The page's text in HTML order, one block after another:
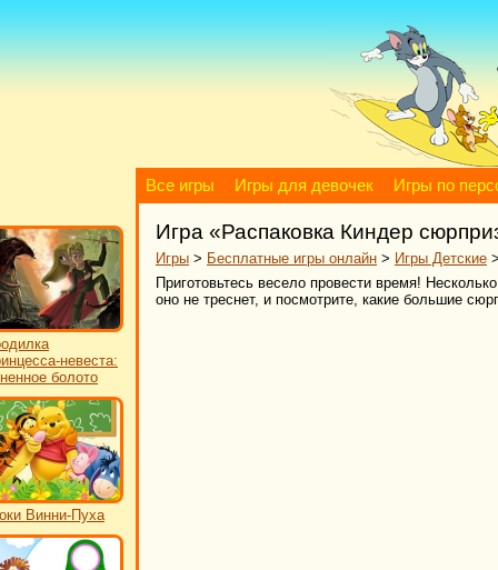
Все игры Игры для девочек Игры по
невеста:
болото
Винни-Пуха
Игра «Распаковка Киндер
Игры > Бесплатные игры онлайн > Игры Детские >
Приготовьтесь весело провести время!
оно не треснет, и посмотрите, какие большие